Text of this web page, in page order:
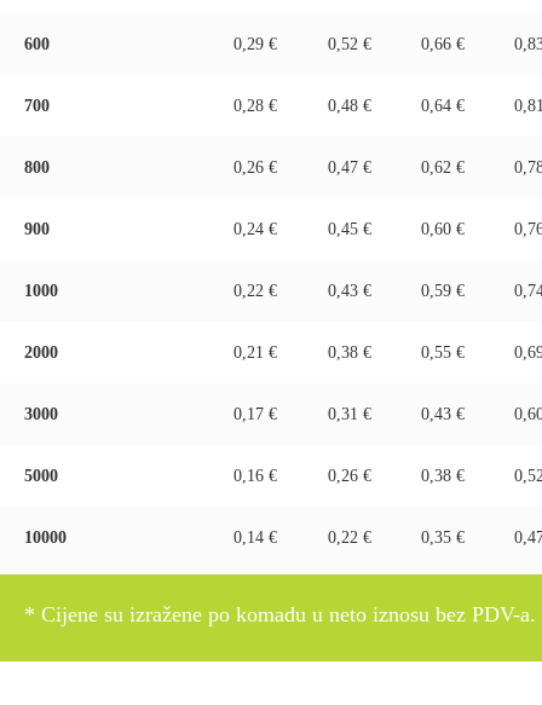
600 0,29 € 0,52 € 0,66 €
700 0,28 € 0,48 € 0,64 €
800 0,26 € 0,47 € 0,62 €
900 0,24 € 0,45 € 0,60 €
1000 0,22 € 0,43 € 0,59 €
2000 0,21 € 0,38 € 0,55 €
3000 0,17 € 0,31 € 0,43 €
5000 0,16 € 0,26 € 0,38 €
10000 0,14 € 0,22 € 0,35 €
* Cijene su izražene po komadu u neto iznosu bez PDV-a.